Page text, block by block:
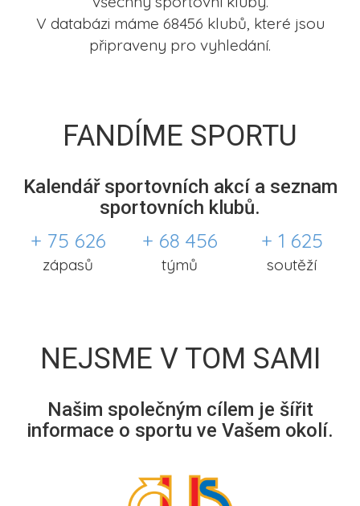
V databázi máme 68456 klubů, které jsou
připraveny pro vyhledání.
FANDÍME SPORTU
Kalendář sportovních akcí a seznam
sportovních klubů.
+ 75 626
zápasů
+ 68 456
týmů
+ 1 625
soutěží
NEJSME V TOM SAMI
Našim společným cílem je šířit
informace o sportu ve Vašem okolí.